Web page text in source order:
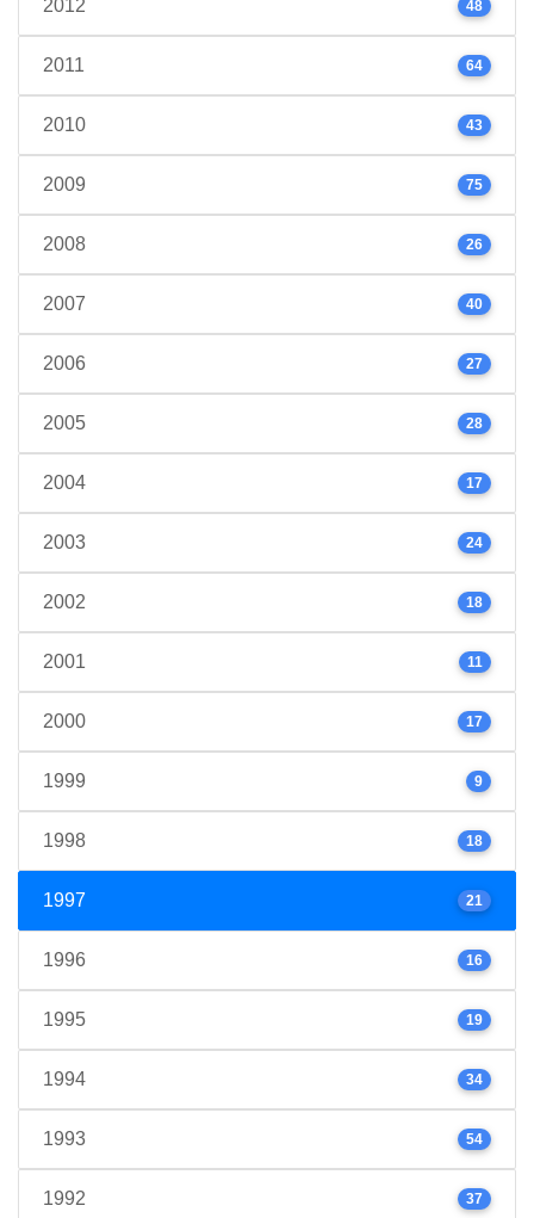
2012 48
2011 64
2010 43
2009 75
2008 26
2007 40
2006 27
2005 28
2004 17
2003 24
2002 18
2001 11
2000 17
1999 9
1998 18
1997 21
1996 16
1995 19
1994 34
1993 54
1992 37